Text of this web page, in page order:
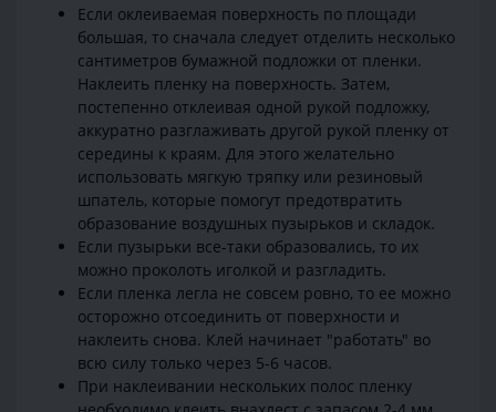
Если оклеиваемая поверхность по площади
большая, то сначала следует отделить несколько
сантиметров бумажной подложки от пленки.
Наклеить пленку на поверхность. Затем,
постепенно отклеивая одной рукой подложку,
аккуратно разглаживать другой рукой пленку от
середины к краям. Для этого желательно
использовать мягкую тряпку или резиновый
шпатель, которые помогут предотвратить
образование воздушных пузырьков и складок.
Если пузырьки все-таки образовались, то их
можно проколоть иголкой и разгладить.
Если пленка легла не совсем ровно, то ее можно
осторожно отсоединить от поверхности и
наклеить снова. Клей начинает "работать" во
всю силу только через 5-6 часов.
При наклеивании нескольких полос пленку